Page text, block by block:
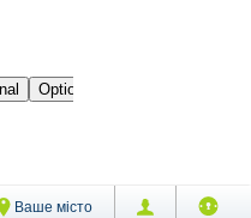
Ваше місто